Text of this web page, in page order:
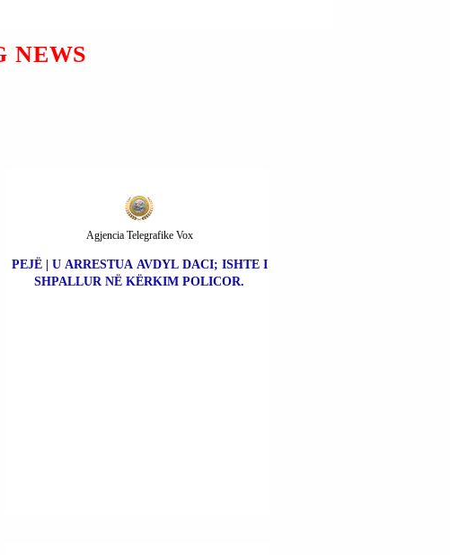
VDIQ.
NEWS
PEJË | U ARRESTUA AVDYL DACI; ISHTE I
SHPALLUR NË KËRKIM POLICOR.
Agjencia Telegrafike Vox